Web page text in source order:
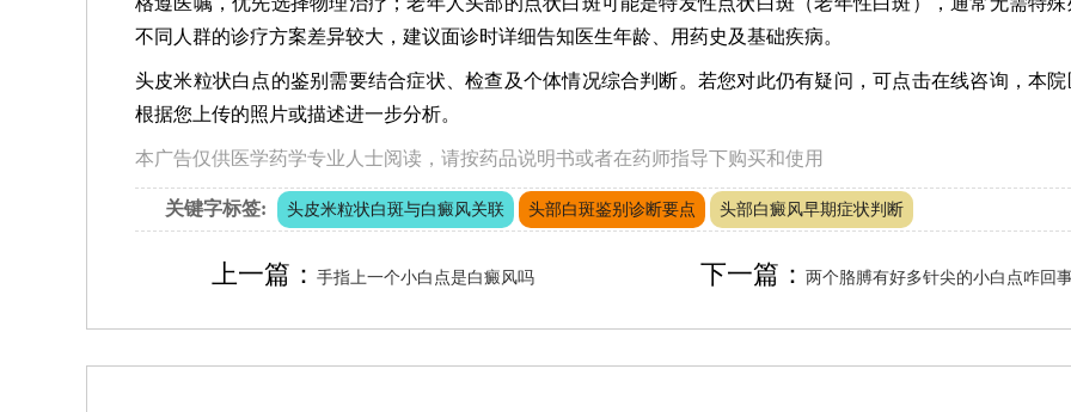
不同人群的诊疗方案差异较大，建议面诊时详细告知医生年龄、用药史及基础疾病。
头皮米粒状白点的鉴别需要结合症状、检查及个体情况综合判断。若您对此仍有疑问，可点击在线咨询，本院
根据您上传的照片或描述进一步分析。
本广告仅供医学药学专业人士阅读，请按药品说明书或者在药师指导下购买和使用
关键字标签: 头皮米粒状白斑与白癜风关联 头部白斑鉴别诊断要点 头部白癜风早期症状判断
上一篇： 手指上一个小白点是白癜风吗 下一篇：两个胳膊有好多针尖的小白点咋回